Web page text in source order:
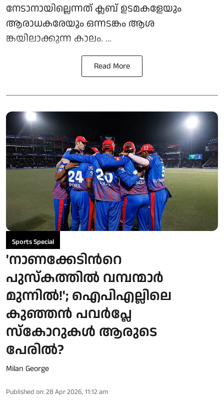
നേടാനായില്ലെന്നത് ക്ലബ് ഉടമകളേയും
ആരാധകരേയും ഒന്നടങ്കം ആശ​
ങ്കയിലാക്കുന്ന കാലം. ...
Read More
Sports Special
'നാണക്കേടിന്‍റെ
പുസ്കത്തില്‍ വമ്പന്മാർ
മുന്നില്‍!'; ഐപിഎല്ലിലെ
കുഞ്ഞൻ പവർപ്ലേ
സ്‌കോറുകൾ ആരുടെ
പേരിൽ?
Milan George
Published on: 28 Apr 2026, 11:12 am